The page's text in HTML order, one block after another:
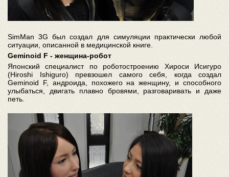
SimMan 3G был создал для симуляции практически любой
ситуации, описанной в медицинской книге.
Geminoid F - женщина-робот
Японский специалист по роботостроению Хироси Исигуро
(Hiroshi Ishiguro) превзошел самого себя, когда создал
Geminoid F, андроида, похожего на женщину, и способного
улыбаться, двигать плавно бровями, разговаривать и даже
петь.